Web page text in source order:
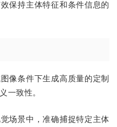
保持主体特征和条件信息的
像条件下生成高质量的定制
一致性。
场景中，准确捕捉特定主体